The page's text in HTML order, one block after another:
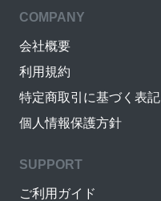
COMPANY
会社概要
利用規約
特定商取引に基づく表記
個人情報保護方針
SUPPORT
ご利用ガイド